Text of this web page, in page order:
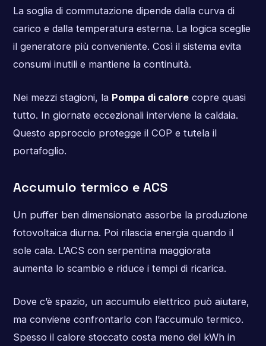
La soglia di commutazione dipende dalla curva di
carico e dalla temperatura esterna. La logica sceglie
il generatore più conveniente. Così il sistema evita
consumi inutili e mantiene la continuità.
Nei mezzi stagioni, la Pompa di calorecopre quasi
tutto. In giornate eccezionali interviene la caldaia.
Questo approccio protegge il COP e tutela il
portafoglio.
Accumulo termico e ACS
Un puffer ben dimensionato assorbe la produzione
fotovoltaica diurna. Poi rilascia energia quando il
sole cala. L’ACS con serpentina maggiorata
aumenta lo scambio e riduce i tempi di ricarica.
Dove c’è spazio, un accumulo elettrico può aiutare,
ma conviene confrontarlo con l’accumulo termico.
Spesso il calore stoccato costa meno del kWh in